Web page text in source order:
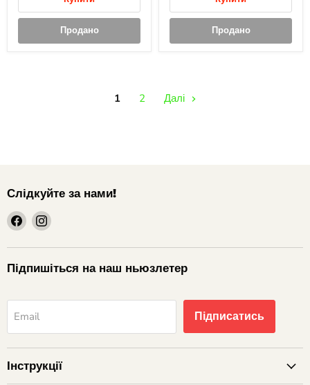
Продано Продано
1 2 Далі
Слідкуйте за нами!
шукайте
нас
на
Facebook
шукайте
на
Instagram
Підпишіться на наш ньюзлетер
Email Підписатись
Інструкції